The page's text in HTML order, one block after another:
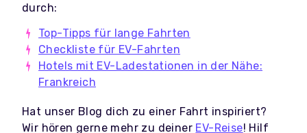
durch:
Top-Tipps für lange Fahrten
Checkliste für EV-Fahrten
Hotels mit EV-Ladestationen in der Nähe:
Frankreich
Hat unser Blog dich zu einer Fahrt inspiriert?
Wir hören gerne mehr zu deiner EV-Reise! Hilf